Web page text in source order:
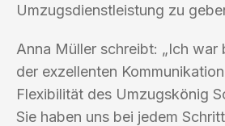
Umzugsdienstleistung zu
Anna Müller schreibt: „Ich war
der exzellenten
Flexibilität des Umzugskönig
Sie haben uns bei jedem